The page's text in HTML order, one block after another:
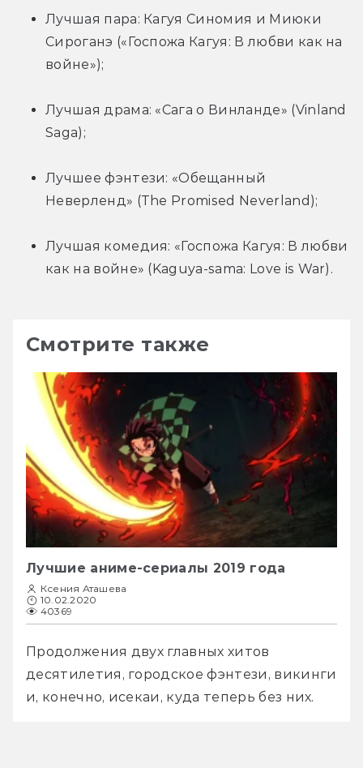
Лучшая пара: Кагуя Синомия и Миюки
Сироганэ («Госпожа Кагуя: В любви как на
войне»);
Лучшая драма: «Сага о Винланде» (Vinland
Saga);
Лучшее фэнтези: «Обещанный
Неверленд» (The Promised Neverland);
Лучшая комедия: «Госпожа Кагуя: В любви
как на войне» (Kaguya-sama: Love is War).
Смотрите также
Лучшие аниме-сериалы 2019 года
Ксения Аташева
10.02.2020
40369
Продолжения двух главных хитов
десятилетия, городское фэнтези, викинги
и, конечно, исекаи, куда теперь без них.